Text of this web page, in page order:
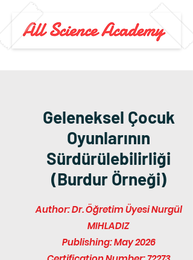
Geleneksel Çocuk
Oyunlarının
Sürdürülebilirliği
(Burdur Örneği)
Author: Dr. Öğretim Üyesi Nurgül
MIHLADIZ
Publishing: May 2026